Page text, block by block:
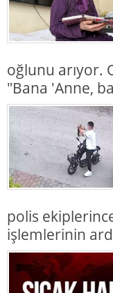
oğlunu arıyor.
"Bana 'Anne,
polis
işlemlerinin